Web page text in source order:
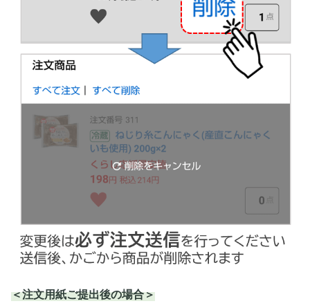
＜注文用紙ご提出後の場合＞